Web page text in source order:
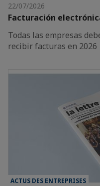
22/07/2026
Facturación
Todas las empresas
recibir facturas en 2026
ACTUS DES ENTREPRISES